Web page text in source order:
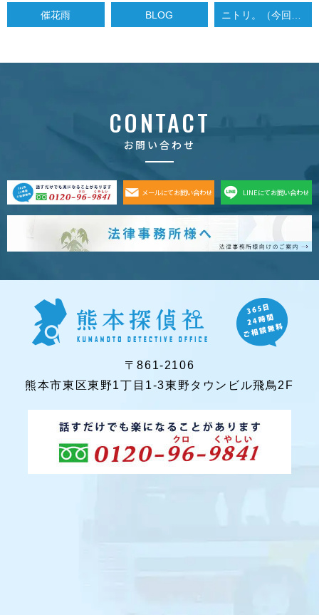
催花雨 BLOG
CONTACT
お問い合わせ
メールにてお問い合わせ LINEにてお問い合わせ
〒861-2106
熊本市東区東野1丁目1-3東野タウンビル飛鳥2F